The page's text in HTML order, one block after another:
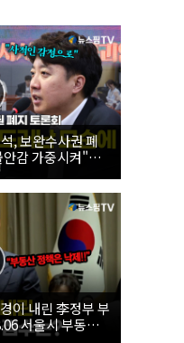
, 보완수사권 폐
감 가중시켜"｜
권 폐지 토론회
이 내린 李정부 부
서울시 부동산